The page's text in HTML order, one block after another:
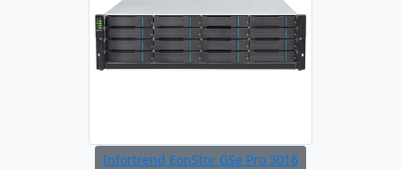
Infortrend EonStor GSe Pro 3016